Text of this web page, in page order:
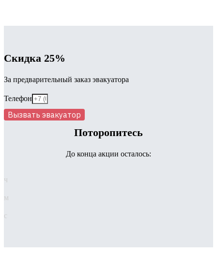
Скидка 25%
За предварительный заказ эвакуатора
Телефон
Вызвать эвакуатор
Поторопитесь
До конца акции осталось:
ч
м
с